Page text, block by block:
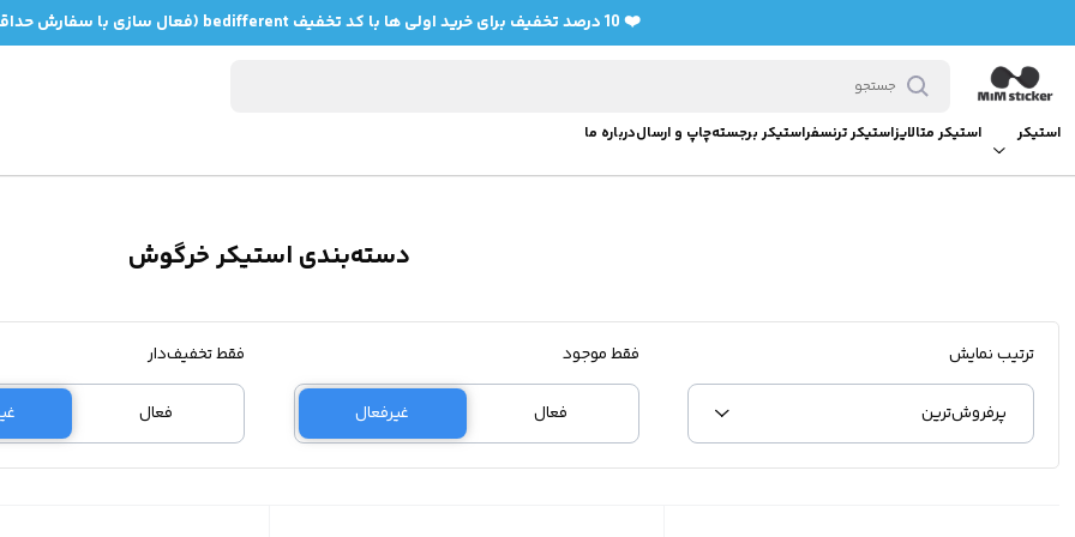
❤️ 10 درصد تخفیف برای خرید اولی ها با کد تخفیف bedifferent (فعال سازی با سفارش حداقل 7 استیکر)❤️
استیکر استیکر متالایزاستیکر ترنسفراستیکر برجستهچاپ و ارسالدرباره ما
دسته‌بندی استیکر خرگوش
ترتیب نمایش
پرفروش‌‌ترین
فقط موجود
فعال غیرفعال
فقط تخفیف‌دار
فعال